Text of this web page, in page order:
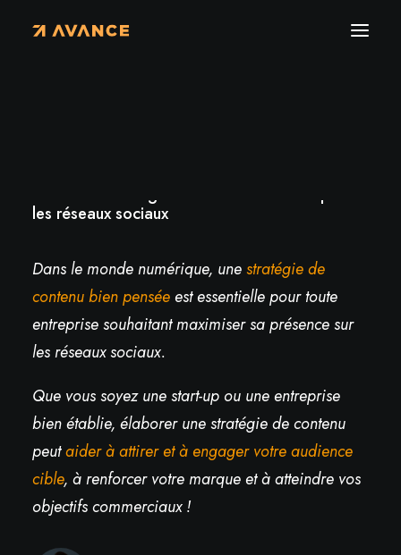
Créer une stratégie de contenu efficace pour
les réseaux sociaux
Dans le monde numérique, unestratégie de
contenu bien penséeest essentielle pour toute
entreprise souhaitant maximiser sa présence sur
les réseaux sociaux.
Que vous soyez une start-up ou une entreprise
bien établie, élaborer une stratégie de contenu
peutaider à attirer et à engager votre audience
cible, à renforcer votre marque et à atteindre vos
objectifs commerciaux !